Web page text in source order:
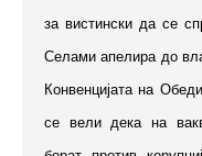
за вистински да се
Селами апелира до
Конвенцијата на
се вели дека на